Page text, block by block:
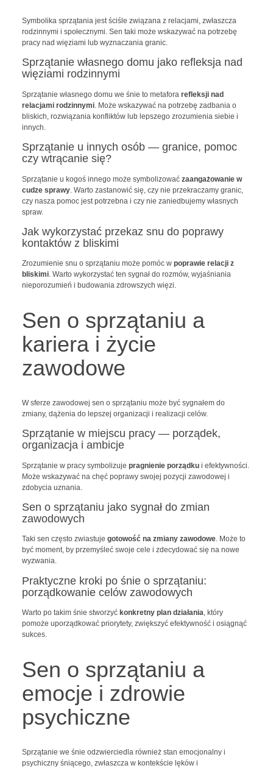
Symbolika sprzątania jest ściśle związana z relacjami, zwłaszcza
rodzinnymi i społecznymi. Sen taki może wskazywać na potrzebę
pracy nad więziami lub wyznaczania granic.
Sprzątanie własnego domu jako refleksja nad
więziami rodzinnymi
Sprzątanie własnego domu we śnie to metafora refleksji nad
relacjami rodzinnymi. Może wskazywać na potrzebę zadbania o
bliskich, rozwiązania konfliktów lub lepszego zrozumienia siebie i
innych.
Sprzątanie u innych osób — granice, pomoc
czy wtrącanie się?
Sprzątanie u kogoś innego może symbolizować zaangażowanie w
cudze sprawy. Warto zastanowić się, czy nie przekraczamy granic,
czy nasza pomoc jest potrzebna i czy nie zaniedbujemy własnych
spraw.
Jak wykorzystać przekaz snu do poprawy
kontaktów z bliskimi
Zrozumienie snu o sprzątaniu może pomóc w poprawie relacji z
bliskimi. Warto wykorzystać ten sygnał do rozmów, wyjaśniania
nieporozumień i budowania zdrowszych więzi.
Sen o sprzątaniu a
kariera i życie
zawodowe
W sferze zawodowej sen o sprzątaniu może być sygnałem do
zmiany, dążenia do lepszej organizacji i realizacji celów.
Sprzątanie w miejscu pracy — porządek,
organizacja i ambicje
Sprzątanie w pracy symbolizuje pragnienie porządkui efektywności.
Może wskazywać na chęć poprawy swojej pozycji zawodowej i
zdobycia uznania.
Sen o sprzątaniu jako sygnał do zmian
zawodowych
Taki sen często zwiastuje gotowość na zmiany zawodowe. Może to
być moment, by przemyśleć swoje cele i zdecydować się na nowe
wyzwania.
Praktyczne kroki po śnie o sprzątaniu:
porządkowanie celów zawodowych
Warto po takim śnie stworzyć konkretny plan działania, który
pomoże uporządkować priorytety, zwiększyć efektywność i osiągnąć
sukces.
Sen o sprzątaniu a
emocje i zdrowie
psychiczne
Sprzątanie we śnie odzwierciedla również stan emocjonalny i
psychiczny śniącego, zwłaszcza w kontekście lęków i